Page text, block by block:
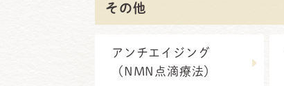
その他
アンチエイジング
（NMN点滴療法）